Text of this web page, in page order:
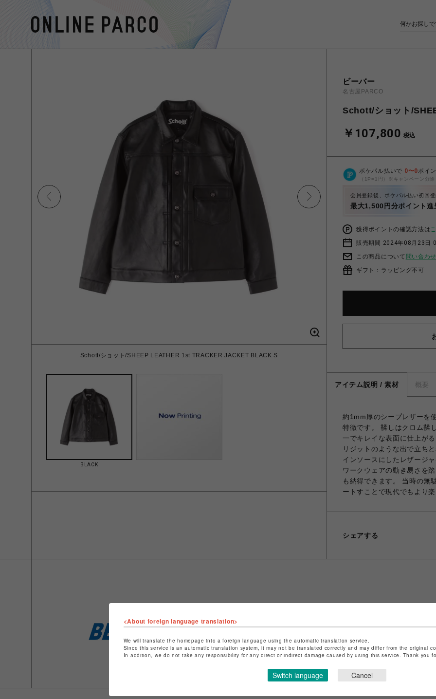
Schott/ショット/SHEEP LEATHER 1st TRACKER JACKET BLACK S
BLACK
ビーバー
名古屋PARCO
Schott/ショット/
￥107,800 税込
ポケパル払いで 0〜0ポイ
（1P=1円）※キャンペーン分除
会員登録後、ポケパル払い初回
最大1,500円分ポイント進
獲得ポイントの確認方法は
販売期間 2024年08月23日
この商品について 問い合わ
ギフト：ラッピング不可
アイテム説明 / 素材 概要
約1mm厚のシープレザーを
特徴です。 鞣しはクロム鞣
一でキレイな表面に仕上が
リジットのような出で立ち
インソースにしたレザージ
ワークウェアの動き易さを
も納得できます。 当時の無
ートすことで現代でもより
シェアする
店舗名
特定商取引法など法令に基づく表記はこちら
ショップお問い合わせはこちら
<About foreign language translation>
We will translate the homepage into a foreign language using the automatic translation service.
Since this service is an automatic translation system, it may not be translated correctly and may differ from the original
In addition, we do not take any responsibility for any direct or indirect damage caused by using this service. Thank you
Switch language Cancel